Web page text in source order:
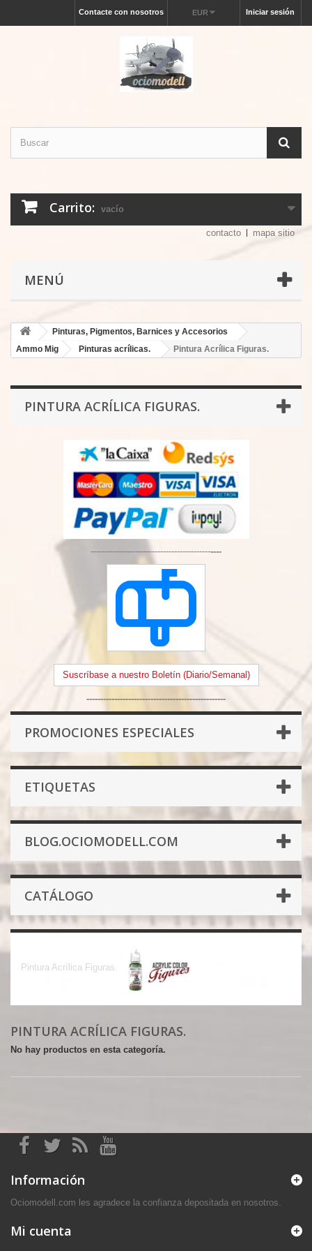
Iniciar sesión
EUR
Contacte con nosotros
Carrito: vacío
contacto mapa sitio
MENÚ
Pinturas, Pigmentos, Barnices y Accesorios
Ammo Mig
Pinturas acrílicas. Pintura Acrílica Figuras.
PINTURA ACRÍLICA FIGURAS.
-----------------------------------------------
Suscríbase a nuestro Boletín (Diario/Semanal)
--------------------------------------------------
PROMOCIONES ESPECIALES
ETIQUETAS
BLOG.OCIOMODELL.COM
CATÁLOGO
Pintura Acrílica Figuras.
Pintura Acrílica Figuras.
PINTURA ACRÍLICA FIGURAS.
No hay productos en esta categoría.
Información
Ociomodell.com les agradece la confianza depositada en nosotros.
Mi cuenta